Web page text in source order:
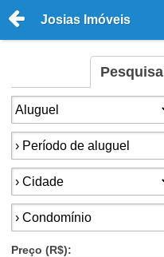
Josias Imóveis
Pesquisa
Finalidade:
Período:
Cidade:
Condomínios:
Preço (R$):